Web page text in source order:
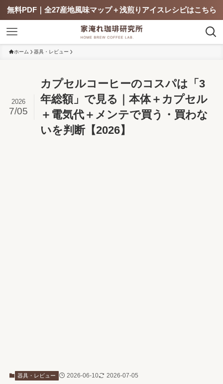
無料PDF｜全27産地風味マップ＋浅煎りアイスレシピはこちら
ホーム 器具・レビュー
カプセルコーヒーのコスパは「3
年総額」で見る｜本体＋カプセル
＋電気代＋メンテで買う・買わな
いを判断【2026】
2026
7/05
器具・レビュー 2026-06-10 2026-07-05